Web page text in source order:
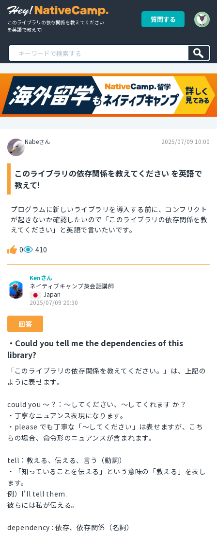
このライブラリの依存関係を教えてください
を英語で教えて!
質問する
Nabeさん 2025/07/09 10:00
このライブラリの依存関係を教えてください を英語で
教えて!
プログラムに新しいライブラリを導入する前に、コンフリクト
が起きないか確認したいので「このライブラリの依存関係を教
えてください」と英語で言いたいです。
0 410
Kenさん
ネイティブキャンプ英会話講師
Japan
2025/07/09 20:30
回答
・Could you tell me the dependencies of this
library?
「このライブラリの依存関係を教えてください。」は、上記の
ように表せます。
could you ～？：～してください、～してくれます か？
・丁寧なニュアンス表現になります。
・please でも丁寧な「～してください」は表せますが、こち
らの場合、命令形のニュアンスが含まれます。
tell：教える、伝える、言う（動詞）
・「知っていることを伝える」という意味の「教える」を表し
ます。
例）I'll tell them.
彼らには私が伝える。
dependency : 依存、依存関係（名詞）